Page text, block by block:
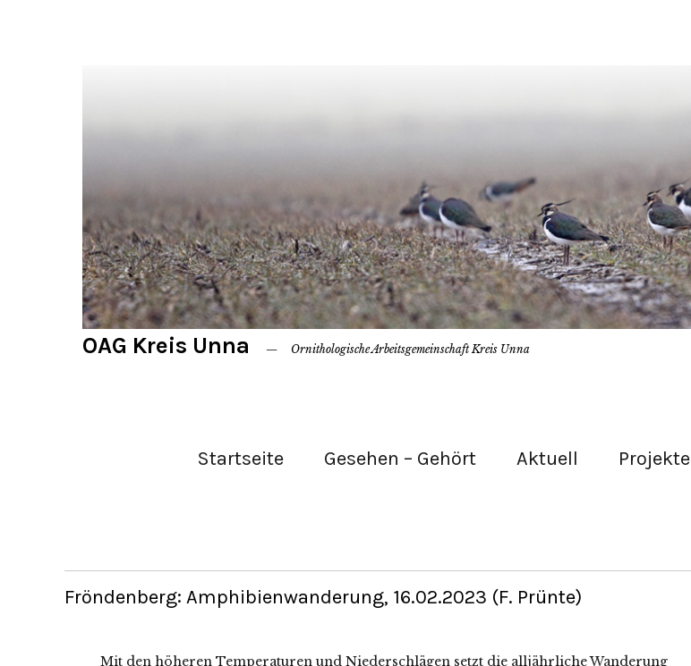
OAG Kreis Unna Ornithologische Arbeitsgemeinschaft Kreis Unna
Startseite Gesehen – Gehört Aktuell Projekte
Fröndenberg: Amphibienwanderung, 16.02.2023 (F. Prünte)
Mit den höheren Temperaturen und Niederschlägen setzt die alljährliche Wanderung